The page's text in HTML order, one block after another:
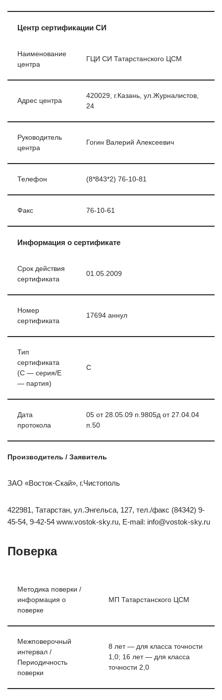
Центр сертификации СИ
Наименование
центра
ГЦИ СИ Татарстанского ЦСМ
Адрес центра
420029, г.Казань, ул.Журналистов,
24
Руководитель
центра
Гогин Валерий Алексеевич
Телефон (8*843*2) 76-10-81
Факс 76-10-61
Информация о сертификате
Срок действия
сертификата
01.05.2009
Номер
сертификата
17694 аннул
Тип
сертификата
(C — серия/E
— партия)
С
Дата
протокола
05 от 28.05.09 п.9805д от 27.04.04
п.50
Производитель / Заявитель
ЗАО «Восток-Скай», г.Чистополь
422981, Татарстан, ул.Энгельса, 127, тел./факс (84342) 9-
45-54, 9-42-54 www.vostok-sky.ru, E-mail: info@vostok-sky.ru
Поверка
Методика поверки /
информация о
поверке
МП Татарстанского ЦСМ
Межповерочный
интервал /
Периодичность
поверки
8 лет — для класса точности
1,0; 16 лет — для класса
точности 2,0